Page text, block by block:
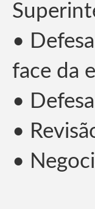
•
face da
•
•
•